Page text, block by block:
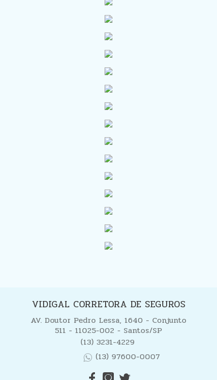
VIDIGAL CORRETORA DE SEGUROS
AV. Doutor Pedro Lessa, 1640 - Conjunto
511 - 11025-002 - Santos/SP
(13) 3231-4229
(13) 97600-0007